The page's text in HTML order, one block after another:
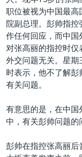
职位被视为中国最高
院副总理。彭帅指
作任何回应，而中国
对张高丽的指控时
外交问题无关。星期
时表示，他不了解彭
有关问题。
有意思的是，在中国
中，有关彭帅问题的
彭帅在指控张高丽后